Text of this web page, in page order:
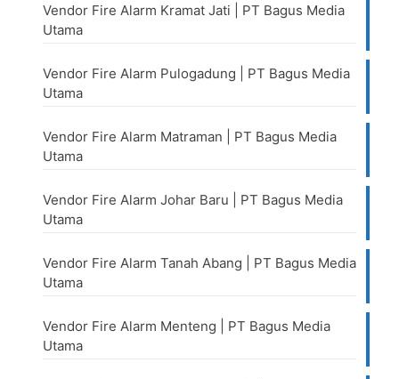
Vendor Fire Alarm Kramat Jati | PT Bagus Media
Utama
Vendor Fire Alarm Pulogadung | PT Bagus Media
Utama
Vendor Fire Alarm Matraman | PT Bagus Media
Utama
Vendor Fire Alarm Johar Baru | PT Bagus Media
Utama
Vendor Fire Alarm Tanah Abang | PT Bagus Media
Utama
Vendor Fire Alarm Menteng | PT Bagus Media
Utama